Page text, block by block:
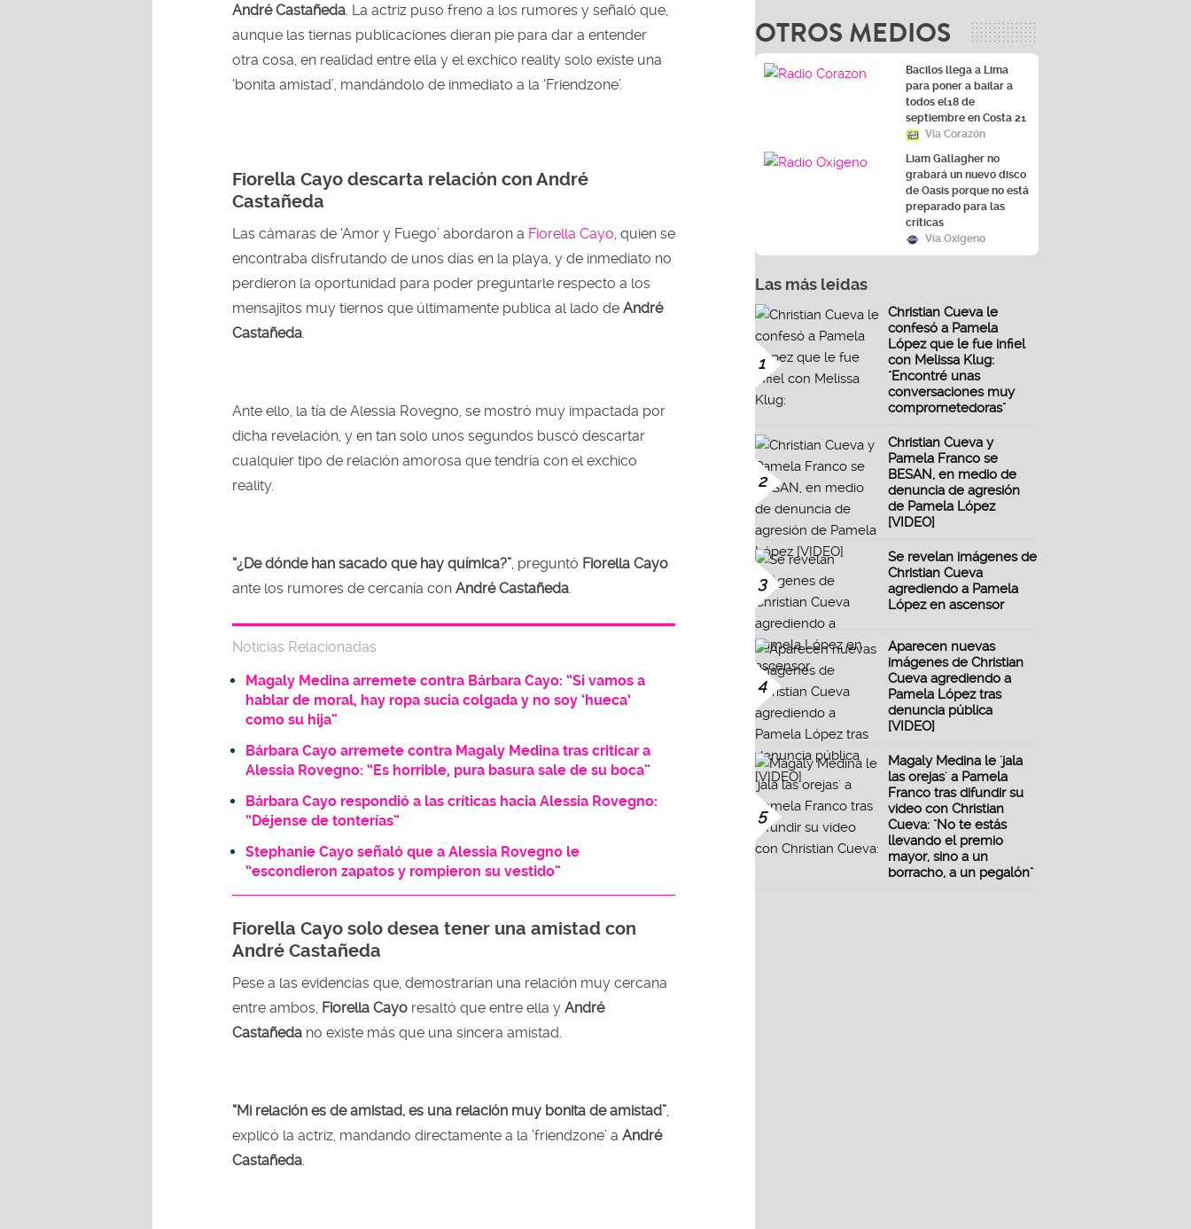
André Castañeda . La actriz puso freno a los rumores y señaló que,
aunque las tiernas publicaciones dieran pie para dar a entender
otra cosa, en realidad entre ella y el exchico reality solo existe una
‘bonita amistad’, mandándolo de inmediato a la ‘Friendzone’.
Fiorella Cayo descarta relación con André
Castañeda
Las cámaras de ‘Amor y Fuego’ abordaron a Fiorella Cayo , quien se
encontraba disfrutando de unos días en la playa, y de inmediato no
perdieron la oportunidad para poder preguntarle respecto a los
mensajitos muy tiernos que últimamente publica al lado de André
Castañeda
Ante ello, la tía de Alessia Rovegno, se mostró muy impactada por
dicha revelación, y en tan solo unos segundos buscó descartar
cualquier tipo de relación amorosa que tendría con el exchico
reality.
“¿De dónde han sacado que hay química?” , preguntó Fiorella Cayo
ante los rumores de cercanía con André Castañeda
Noticias Relacionadas
Magaly Medina arremete contra Bárbara Cayo: “Si vamos a
hablar de moral, hay ropa sucia colgada y no soy ‘hueca’
como su hija”
Bárbara Cayo arremete contra Magaly Medina tras criticar a
Alessia Rovegno: “Es horrible, pura basura sale de su boca”
Bárbara Cayo respondió a las críticas hacia Alessia Rovegno:
“Déjense de tonterías”
Stephanie Cayo señaló que a Alessia Rovegno le
“escondieron zapatos y rompieron su vestido”
Fiorella Cayo solo desea tener una amistad con
André Castañeda
Pese a las evidencias que, demostrarían una relación muy cercana
entre ambos, Fiorella Cayo resaltó que entre ella y André
Castañeda no existe más que una sincera amistad.
“Mi relación es de amistad, es una relación muy bonita de amistad”
explicó la actriz, mandando directamente a la ‘friendzone’ a André
Castañeda
OTROS MEDIOS
Bacilos llega a Lima
para poner a bailar a
todos el18 de
septiembre en Costa 21
Vía Corazón
Liam Gallagher no
grabará un nuevo disco
de Oasis porque no está
preparado para las
críticas
Vía Oxígeno
Las más leidas
1
Christian Cueva le
confesó a Pamela
López que le fue infiel
con Melissa Klug:
"Encontré unas
conversaciones muy
comprometedoras"
2
Christian Cueva y
Pamela Franco se
BESAN, en medio de
denuncia de agresión
de Pamela López
[VIDEO]
3
Se revelan imágenes de
Christian Cueva
agrediendo a Pamela
López en ascensor
4
Aparecen nuevas
imágenes de Christian
Cueva agrediendo a
Pamela López tras
denuncia pública
[VIDEO]
5
Magaly Medina le 'jala
las orejas' a Pamela
Franco tras difundir su
video con Christian
Cueva: "No te estás
llevando el premio
mayor, sino a un
borracho, a un pegalón"